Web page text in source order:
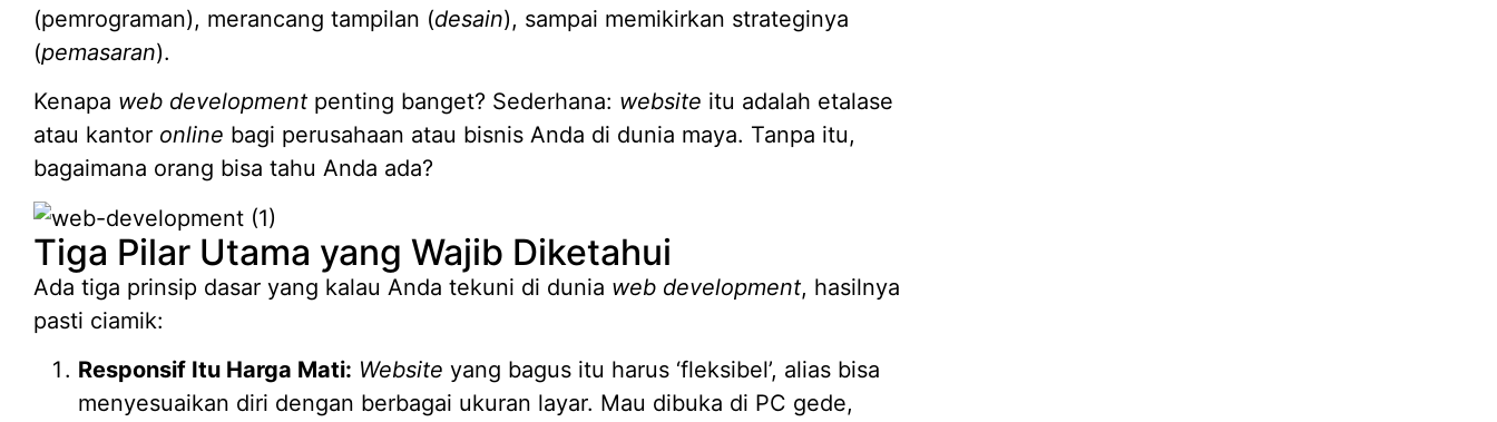
(pemrograman), merancang tampilan (desain), sampai memikirkan strateginya
(pemasaran).
Kenapa web development penting banget? Sederhana: website itu adalah etalase
atau kantor online bagi perusahaan atau bisnis Anda di dunia maya. Tanpa itu,
bagaimana orang bisa tahu Anda ada?
Tiga Pilar Utama yang Wajib Diketahui
Ada tiga prinsip dasar yang kalau Anda tekuni di dunia web development, hasilnya
pasti ciamik:
Responsif Itu Harga Mati: Website yang bagus itu harus ‘fleksibel’, alias bisa
menyesuaikan diri dengan berbagai ukuran layar. Mau dibuka di PC gede,